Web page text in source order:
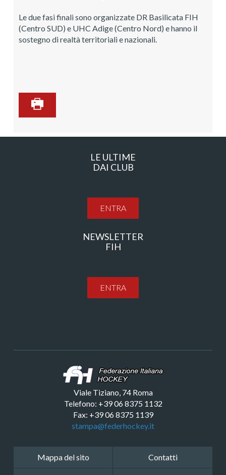
Le due fasi finali sono organizzate DR Basilicata FIH
(Centro SUD) e UHC Adige (Centro Nord) e hanno il
sostegno di realtà territoriali e nazionali.
LE ULTIME
DAI CLUB
ENTRA
NEWSLETTER
FIH
ENTRA
Viale Tiziano, 74 Roma
Telefono: +39 06 8375 1132
Fax: +39 06 8375 1139
stampa@federhockey.it
Mappa del sito Contatti